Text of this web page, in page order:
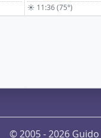
☀ 11:36 (75°)
© 2005 - 2026